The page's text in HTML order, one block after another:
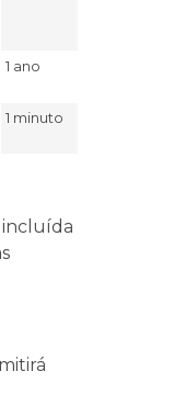
1 ano
1 minuto
incluída